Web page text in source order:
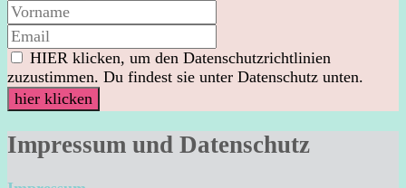
HIER klicken, um den Datenschutzrichtlinien
zuzustimmen. Du findest sie unter Datenschutz unten.
Impressum und Datenschutz